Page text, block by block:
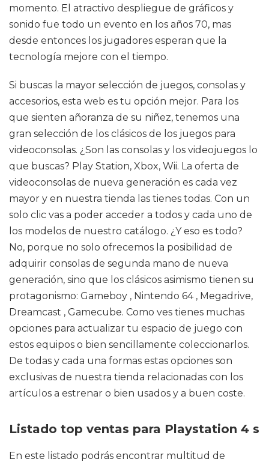
momento. El atractivo despliegue de gráficos y
sonido fue todo un evento en los años 70, mas
desde entonces los jugadores esperan que la
tecnología mejore con el tiempo.
Si buscas la mayor selección de juegos, consolas y
accesorios, esta web es tu opción mejor. Para los
que sienten añoranza de su niñez, tenemos una
gran selección de los clásicos de los juegos para
videoconsolas. ¿Son las consolas y los videojuegos lo
que buscas? Play Station, Xbox, Wii. La oferta de
videoconsolas de nueva generación es cada vez
mayor y en nuestra tienda las tienes todas. Con un
solo clic vas a poder acceder a todos y cada uno de
los modelos de nuestro catálogo. ¿Y eso es todo?
No, porque no solo ofrecemos la posibilidad de
adquirir consolas de segunda mano de nueva
generación, sino que los clásicos asimismo tienen su
protagonismo: Gameboy , Nintendo 64 , Megadrive,
Dreamcast , Gamecube. Como ves tienes muchas
opciones para actualizar tu espacio de juego con
estos equipos o bien sencillamente coleccionarlos.
De todas y cada una formas estas opciones son
exclusivas de nuestra tienda relacionadas con los
artículos a estrenar o bien usados y a buen coste.
Listado top ventas para Playstation 4 s
En este listado podrás encontrar multitud de